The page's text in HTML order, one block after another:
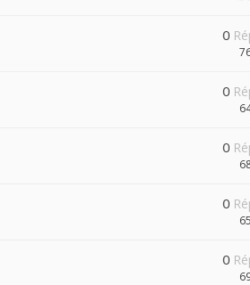
0
0
0
0
0